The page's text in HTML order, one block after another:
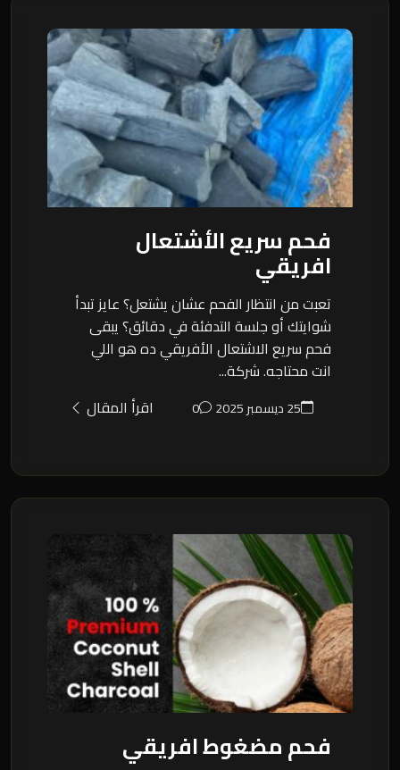
فحم سريع الأشتعال
افريقي
تعبت من انتظار الفحم عشان يشتعل؟ عايز تبدأ
شوايتك أو جلسة التدفئة في دقائق؟ يبقى
فحم سريع الاشتعال الأفريقي ده هو اللي
انت محتاجه. شركة...
25 ديسمبر 2025 0 اقرأ المقال
فحم مضغوط افريقي